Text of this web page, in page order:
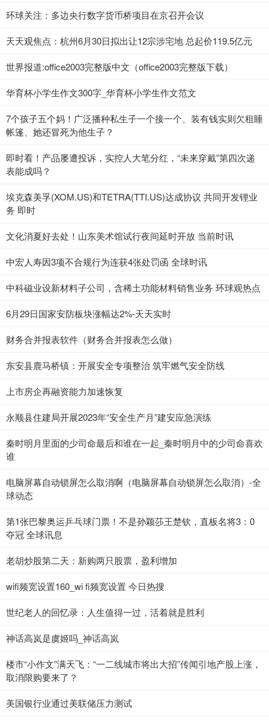
环球关注：多边央行数字货币桥项目在京召开会议
天天观焦点：杭州6月30日拟出让12宗涉宅地 总起价119.5亿元
世界报道:office2003完整版中文（office2003完整版下载）
华育杯小学生作文300字_华育杯小学生作文范文
7个孩子五个妈！广泛播种私生子一个接一个、装有钱实则欠租睡
帐篷、她还冒死为他生子？
即时看！产品屡遭投诉，实控人大笔分红，“未来穿戴”第四次递
表能成吗？
埃克森美孚(XOM.US)和TETRA(TTI.US)达成协议 共同开发锂业
务 即时
文化消夏好去处！山东美术馆试行夜间延时开放 当前时讯
中宏人寿因3项不合规行为连获4张处罚函 全球时讯
中科磁业设新材料子公司，含稀土功能材料销售业务 环球观热点
6月29日国家安防板块涨幅达2%-天天实时
财务合并报表软件（财务合并报表怎么做）
东安县鹿马桥镇：开展安全专项整治 筑牢燃气安全防线
上市房企再融资能力加速恢复
永顺县住建局开展2023年“安全生产月”建安应急演练
秦时明月里面的少司命最后和谁在一起_秦时明月中的少司命喜欢
谁
电脑屏幕自动锁屏怎么取消啊（电脑屏幕自动锁屏怎么取消）-全
球动态
第1张巴黎奥运乒乓球门票！不是孙颖莎王楚钦，直板名将3：0
夺冠 全球讯息
老胡炒股第二天：新购两只股票，盈利增加
wifi频宽设置160_wi fi频宽设置 今日热搜
世纪老人的回忆录：人生值得一过，活着就是胜利
神话高岚是虞姬吗_神话高岚
楼市“小作文”满天飞：“一二线城市将出大招”传闻引地产股上涨，
取消限购要来了？
美国银行业通过美联储压力测试